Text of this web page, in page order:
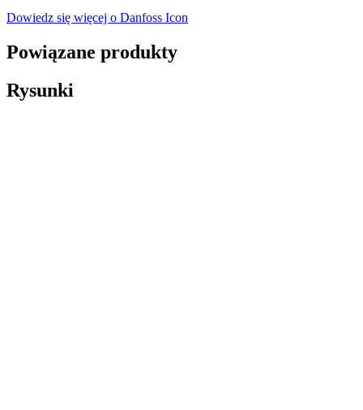
Dowiedz się więcej o Danfoss Icon
Powiązane produkty
Rysunki